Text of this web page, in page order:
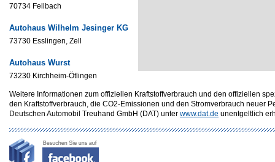
70734 Fellbach
Autohaus Wilhelm Jesinger KG
73730 Esslingen, Zell
Autohaus Wurst
73230 Kirchheim-Ötlingen
Weitere Informationen zum offiziellen Kraftstoffverbrauch und den offiziellen
den Kraftstoffverbrauch, die CO2-Emissionen und den Stromverbrauch neuer
Deutschen Automobil Treuhand GmbH (DAT) unter www.dat.de unentgeltlich